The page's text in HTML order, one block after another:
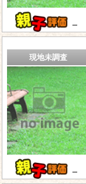
－
現地未調査
－